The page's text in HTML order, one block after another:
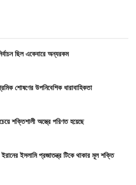
ছিল একেবারে অন্যরকম
শোষণের উপনিবেশিক ধারাবাহিকতা
শক্তিশালী অস্ত্রে পরিণত হয়েছে
ইসলামি প্রজাতন্ত্র টিকে থাকার মূল শক্তি